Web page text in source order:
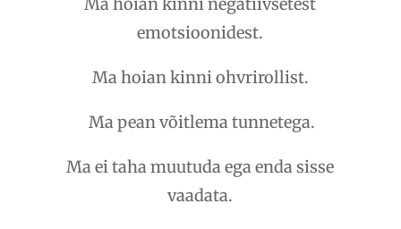
Ma hoian kinni negatiivsetest
emotsioonidest.
Ma hoian kinni ohvrirollist.
Ma pean võitlema tunnetega.
Ma ei taha muutuda ega enda sisse
vaadata.